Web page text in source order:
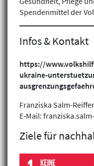
Inklusion
Spendenmittel der
Infos & Kontakt
https://
ukraine-
Franziska Salm-
E-Mail:
Ziele für